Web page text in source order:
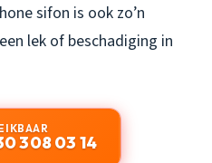
sifon is ook zo’n
lek of beschadiging in
308 03 14